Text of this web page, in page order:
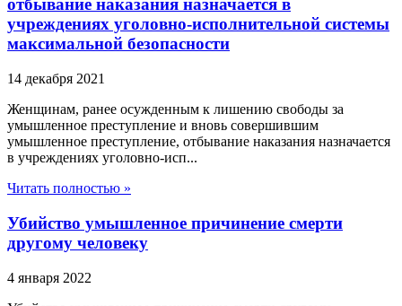
отбывание наказания назначается в
учреждениях уголовно-исполнительной системы
максимальной безопасности
14 декабря 2021
Женщинам, ранее осужденным к лишению свободы за
умышленное преступление и вновь совершившим
умышленное преступление, отбывание наказания назначается
в учреждениях уголовно-исп...
Читать полностью »
Убийство умышленное причинение смерти
другому человеку
4 января 2022